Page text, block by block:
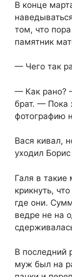
В конце
том, что
памятник
— Чего так
— Как рано?
брат. — Пока
фотографию
Вася кивал,
уходил
Галя в
крикнуть,
где они.
ведре не на
В последний
муж был на